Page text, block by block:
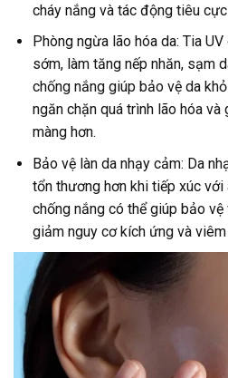
cháy nắng và tác động tiêu
Phòng ngừa lão hóa da: Tia
sớm, làm tăng nếp nhăn, sạm
chống nắng giúp bảo vệ da
ngăn chặn quá trình lão hóa
màng hơn.
Bảo vệ làn da nhạy cảm: Da
tổn thương hơn khi tiếp xúc
chống nắng có thể giúp bảo
giảm nguy cơ kích ứng và viêm